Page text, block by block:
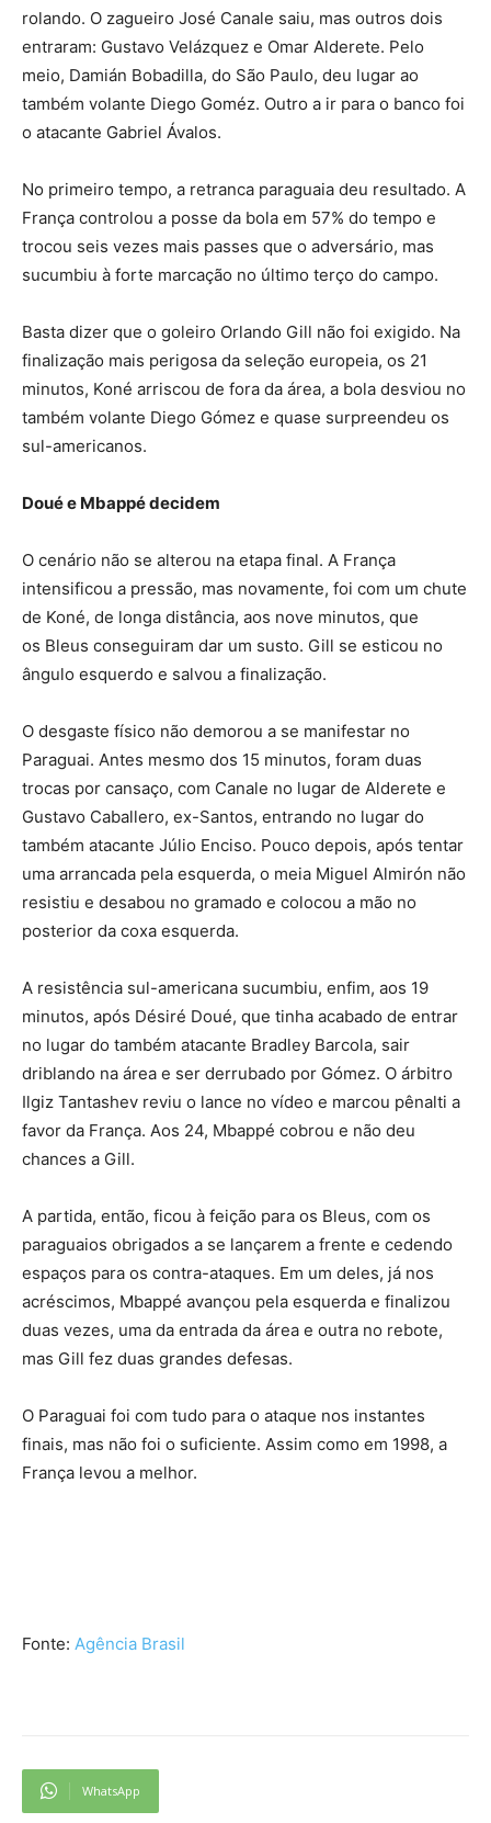
rolando. O zagueiro José Canale saiu, mas outros dois
entraram: Gustavo Velázquez e Omar Alderete. Pelo
meio, Damián Bobadilla, do São Paulo, deu lugar ao
também volante Diego Goméz. Outro a ir para o banco foi
o atacante Gabriel Ávalos.
No primeiro tempo, a retranca paraguaia deu resultado. A
França controlou a posse da bola em 57% do tempo e
trocou seis vezes mais passes que o adversário, mas
sucumbiu à forte marcação no último terço do campo.
Basta dizer que o goleiro Orlando Gill não foi exigido. Na
finalização mais perigosa da seleção europeia, os 21
minutos, Koné arriscou de fora da área, a bola desviou no
também volante Diego Gómez e quase surpreendeu os
sul-americanos.
Doué e Mbappé decidem
O cenário não se alterou na etapa final. A França
intensificou a pressão, mas novamente, foi com um chute
de Koné, de longa distância, aos nove minutos, que
os Bleus conseguiram dar um susto. Gill se esticou no
ângulo esquerdo e salvou a finalização.
O desgaste físico não demorou a se manifestar no
Paraguai. Antes mesmo dos 15 minutos, foram duas
trocas por cansaço, com Canale no lugar de Alderete e
Gustavo Caballero, ex-Santos, entrando no lugar do
também atacante Júlio Enciso. Pouco depois, após tentar
uma arrancada pela esquerda, o meia Miguel Almirón não
resistiu e desabou no gramado e colocou a mão no
posterior da coxa esquerda.
A resistência sul-americana sucumbiu, enfim, aos 19
minutos, após Désiré Doué, que tinha acabado de entrar
no lugar do também atacante Bradley Barcola, sair
driblando na área e ser derrubado por Gómez. O árbitro
Ilgiz Tantashev reviu o lance no vídeo e marcou pênalti a
favor da França. Aos 24, Mbappé cobrou e não deu
chances a Gill.
A partida, então, ficou à feição para os Bleus, com os
paraguaios obrigados a se lançarem a frente e cedendo
espaços para os contra-ataques. Em um deles, já nos
acréscimos, Mbappé avançou pela esquerda e finalizou
duas vezes, uma da entrada da área e outra no rebote,
mas Gill fez duas grandes defesas.
O Paraguai foi com tudo para o ataque nos instantes
finais, mas não foi o suficiente. Assim como em 1998, a
França levou a melhor.
Fonte: Agência Brasil
WhatsApp